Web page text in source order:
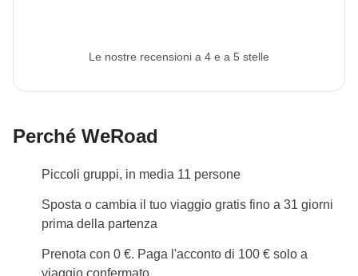
Le nostre recensioni a 4 e a 5 stelle
Perché WeRoad
Piccoli gruppi, in media 11 persone
Sposta o cambia il tuo viaggio gratis fino a 31 giorni
prima della partenza
Prenota con 0 €. Paga l'acconto di 100 € solo a
viaggio confermato